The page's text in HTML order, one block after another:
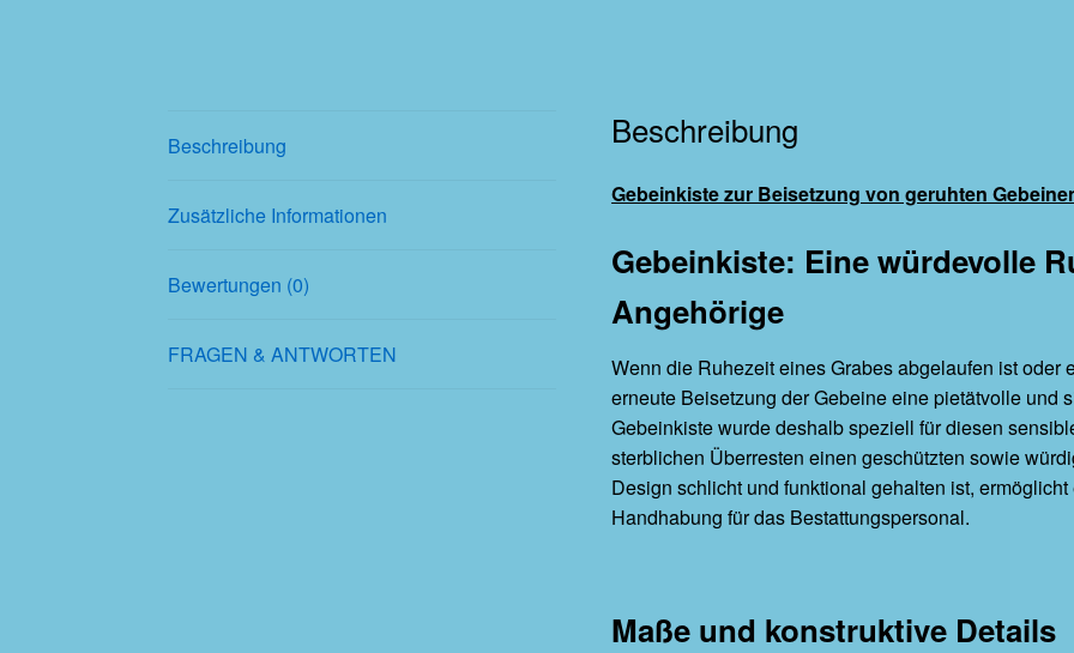
Beschreibung
Zusätzliche Informationen
Bewertungen (0)
FRAGEN & ANTWORTEN
Beschreibung
Gebeinkiste zur Beisetzung von geruhten
Gebeinkiste: Eine würdevolle
Angehörige
Wenn die Ruhezeit eines Grabes abgelaufen ist oder
erneute Beisetzung der Gebeine eine pietätvolle und
Gebeinkiste wurde deshalb speziell für diesen
sterblichen Überresten einen geschützten sowie
Design schlicht und funktional gehalten ist,
Handhabung für das Bestattungspersonal.
Maße und konstruktive Details